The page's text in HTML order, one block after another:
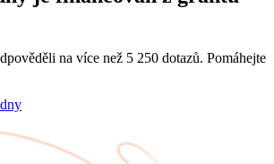
na více než 5 250 dotazů. Pomáhejte